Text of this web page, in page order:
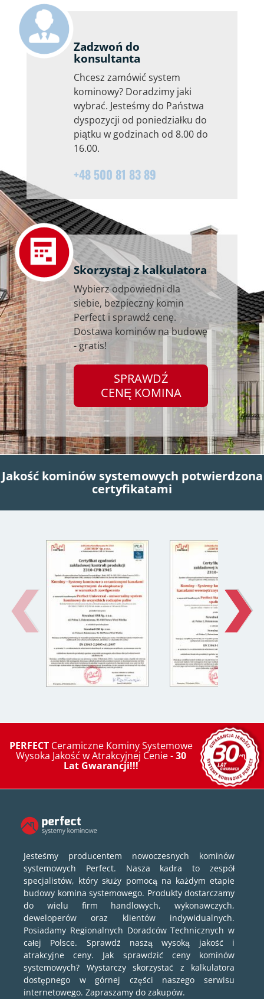
Zadzwoń do
konsultanta
Chcesz zamówić system
kominowy? Doradzimy jaki
wybrać. Jesteśmy do Państwa
dyspozycji od poniedziałku do
piątku w godzinach od 8.00 do
16.00.
+48 500 81 83 89
Skorzystaj z kalkulatora
Wybierz odpowiedni dla
siebie, bezpieczny komin
Perfect i sprawdź cenę.
Dostawa kominów na budowę
- gratis!
SPRAWDŹ
CENĘ KOMINA
Jakość kominów systemowych potwierdzona
certyfikatami
PERFECT Ceramiczne Kominy Systemowe
Wysoka Jakość w Atrakcyjnej Cenie -30
Lat Gwarancji!!!
Jesteśmy producentem nowoczesnych kominów
systemowych Perfect. Nasza kadra to zespół
specjalistów, który służy pomocą na każdym etapie
budowy komina systemowego. Produkty dostarczamy
do wielu firm handlowych, wykonawczych,
deweloperów oraz klientów indywidualnych.
Posiadamy Regionalnych Doradców Technicznych w
całej Polsce. Sprawdź naszą wysoką jakość i
atrakcyjne ceny. Jak sprawdzić ceny kominów
systemowych? Wystarczy skorzystać z kalkulatora
dostępnego w górnej części naszego serwisu
internetowego. Zapraszamy do zakupów.